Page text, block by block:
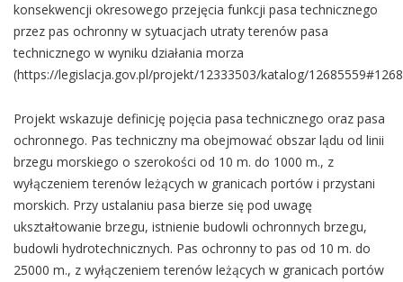
konsekwencji okresowego przejęcia funkcji pasa technicznego
przez pas ochronny w sytuacjach utraty terenów pasa
technicznego w wyniku działania morza
(https://legislacja.gov.pl/projekt/12333503/katalog/
Projekt wskazuje definicję pojęcia pasa technicznego oraz pasa
ochronnego. Pas techniczny ma obejmować obszar lądu od linii
brzegu morskiego o szerokości od 10 m. do 1000 m., z
wyłączeniem terenów leżących w granicach portów i przystani
morskich. Przy ustalaniu pasa bierze się pod uwagę
ukształtowanie brzegu, istnienie budowli ochronnych brzegu,
budowli hydrotechnicznych. Pas ochronny to pas od 10 m. do
25000 m., z wyłączeniem terenów leżących w granicach portów